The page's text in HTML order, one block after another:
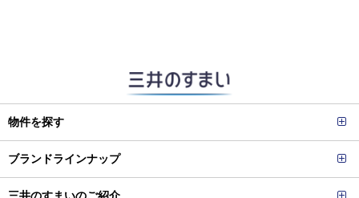
物件を探す
ブランドラインナップ